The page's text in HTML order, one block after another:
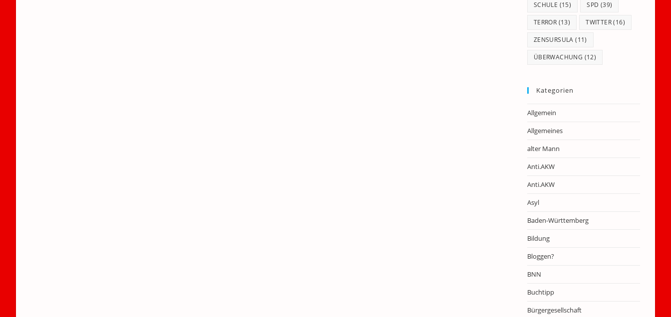
SCHULE (15) SPD (39)
TERROR (13) TWITTER(16)
ZENSURSULA (11)
ÜBERWACHUNG (12)
Kategorien
Allgemein
Allgemeines
alter Mann
Anti.AKW
Anti.AKW
Asyl
Baden-Württemberg
Bildung
Bloggen?
BNN
Buchtipp
Bürgergesellschaft